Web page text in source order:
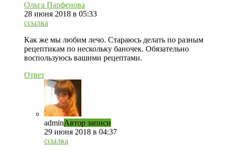
Ольга Парфенова
28 июня 2018 в 05:33
ссылка
Как же мы любим лечо. Стараюсь делать по разным
рецептикам по нескольку баночек. Обязательно
воспользуюсь вашими рецептами.
Ответ
adminАвтор записи
29 июня 2018 в 04:37
ссылка